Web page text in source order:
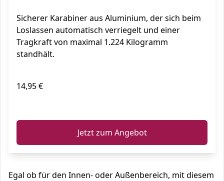
Sicherer Karabiner aus Aluminium, der sich beim
Loslassen automatisch verriegelt und einer
Tragkraft von maximal 1.224 Kilogramm
standhält.
14,95 €
Jetzt zum Angebot
Egal ob für den Innen- oder Außenbereich, mit diesem